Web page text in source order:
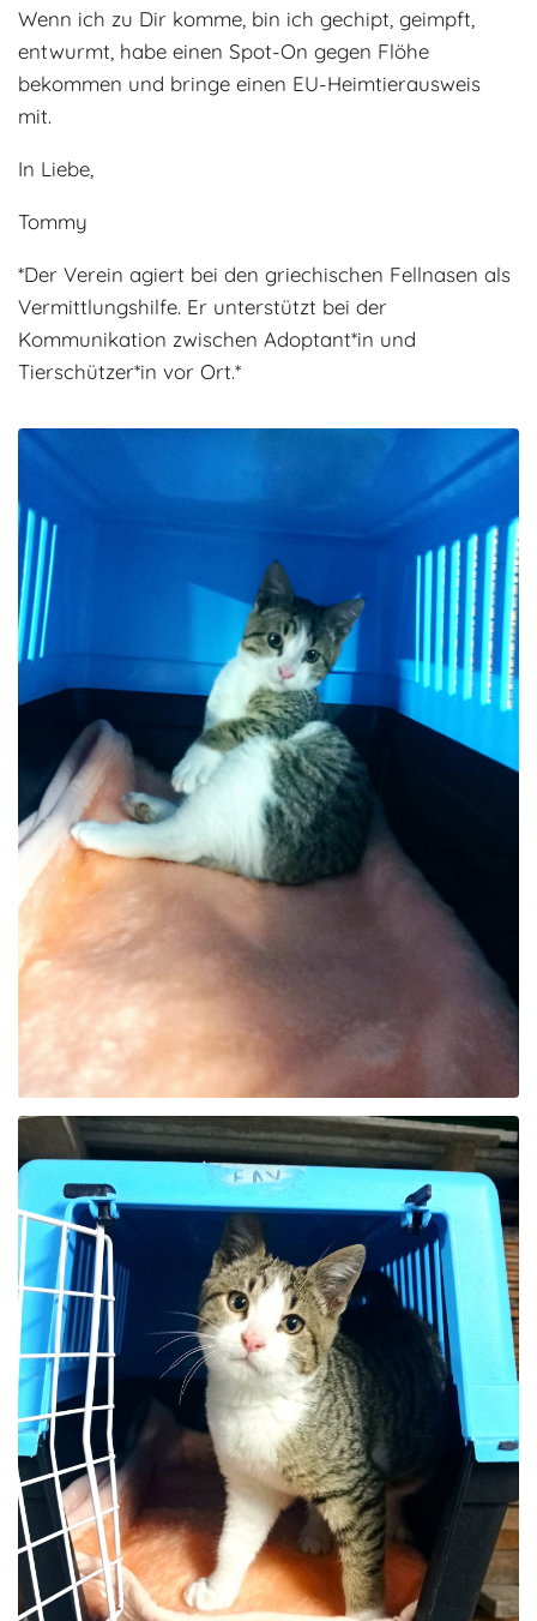
Wenn ich zu Dir komme, bin ich gechipt, geimpft,
entwurmt, habe einen Spot-On gegen Flöhe
bekommen und bringe einen EU-Heimtierausweis
mit.
In Liebe,
Tommy
*Der Verein agiert bei den griechischen Fellnasen als
Vermittlungshilfe. Er unterstützt bei der
Kommunikation zwischen Adoptant*in und
Tierschützer*in vor Ort.*